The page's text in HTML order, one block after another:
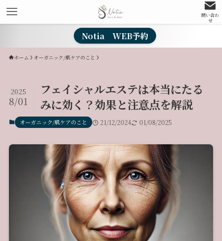
問い合わ
せ
Notia WEB予約
ホーム オーガニック/肌ケアのこと
フェイシャルエステは本当にたる
みに効く？効果と注意点を解説
2025
8/01
オーガニック/肌ケアのこと 21/12/2024 01/08/2025